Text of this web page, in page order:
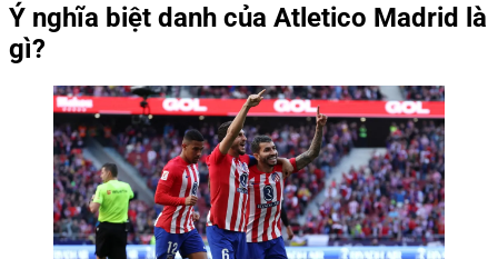
Ý nghĩa biệt danh của Atletico Madrid là
gì?